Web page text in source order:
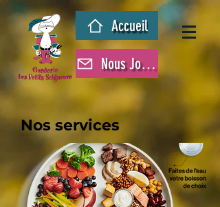
Accueil
Nous Joindre
Nos services